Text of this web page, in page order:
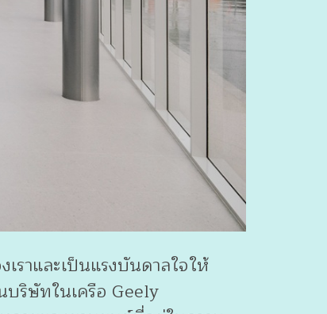
ราและเป็นแรงบันดาลใจให้
ริษัทในเครือ Geely